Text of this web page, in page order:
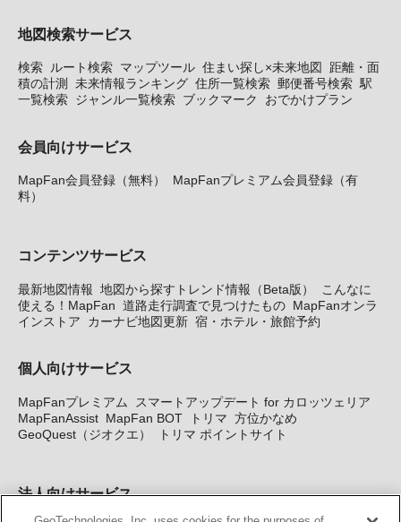
地図検索サービス
検索 ルート検索 マップツール 住まい探し×未来地図
距離・面
積の計測
未来情報ランキング 住所一覧検索 郵便番号検索 駅
一覧検索 ジャンル一覧検索 ブックマーク おでかけプラン
会員向けサービス
MapFan会員登録（無料）
MapFanプレミアム会員登録（有
料）
コンテンツサービス
最新地図情報 地図から探すトレンド情報（Beta版）
こんなに
使える！MapFan 道路走行調査で見つけたもの MapFanオンラ
インストア
カーナビ地図更新 宿・ホテル・旅館予約
個人向けサービス
MapFanプレミアム
スマートアップデート for カロッツェリア
MapFanAssist MapFan BOT トリマ 方位かなめ
GeoQuest（ジオクエ）
トリマ ポイントサイト
法人向けサービス